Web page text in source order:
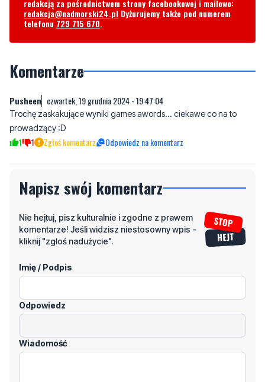
Byliście świadkami zdarzenia w naszym regionie? Chcecie
aby nasza redakcja zajęła się jakimś tematem? Czekamy na
redakcją za pośrednictwem strony facebookowej i mailowo:
telefonu729 715 670
Komentarze
Pusheen czwartek, 19 grudnia 2024 - 19:47:04
1 1 Zgłoś komentarz Odpowiedz na komentarz
Napisz swój komentarz
komentarze! Jeśli widzisz niestosowny wpis -
Imię / Podpis
Odpowiedz